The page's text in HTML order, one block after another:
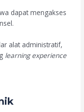
dapat mengakses
alat administratif,
learning experience